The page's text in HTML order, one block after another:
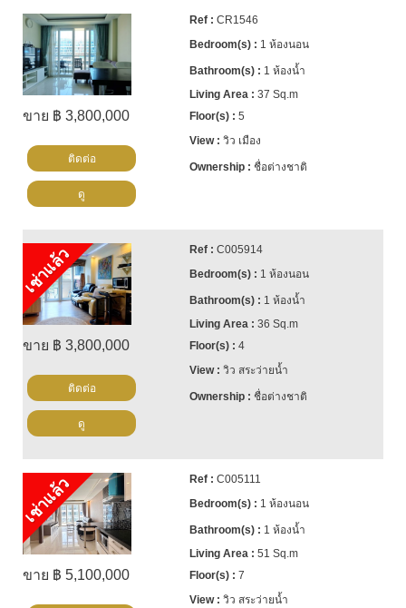
ขาย ฿ 3,800,000
CR1546
1 ห้องนอน
1 ห้องน้ำ
37 Sq.m
5
วิว เมือง
ชื่อต่างชาติ
ติดต่อ
ดู
เช่าแล้ว
ขาย ฿ 3,800,000
C005914
1 ห้องนอน
1 ห้องน้ำ
36 Sq.m
4
วิว สระว่ายน้ำ
ชื่อต่างชาติ
ติดต่อ
ดู
เช่าแล้ว
ขาย ฿ 5,100,000
C005111
1 ห้องนอน
1 ห้องน้ำ
51 Sq.m
7
วิว สระว่ายน้ำ